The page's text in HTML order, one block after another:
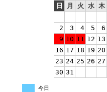
日
月 火 水 木
2
3 4 5 6
9 10 11 12 13
16 17 18 19 20
23 24 25 26 27
30 31
今日